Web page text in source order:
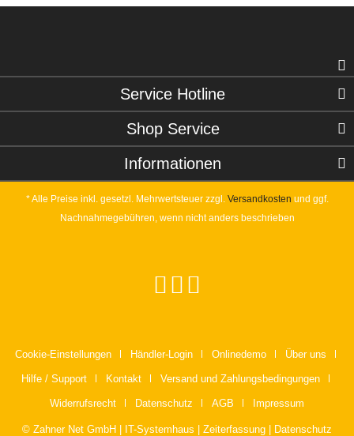
Service Hotline
Shop Service
Informationen
* Alle Preise inkl. gesetzl. Mehrwertsteuer zzgl. Versandkosten und ggf.
Nachnahmegebühren, wenn nicht anders beschrieben
Cookie-Einstellungen Händler-Login Onlinedemo Über uns
Hilfe / Support Kontakt Versand und Zahlungsbedingungen
Widerrufsrecht Datenschutz AGB Impressum
© Zahner Net GmbH | IT-Systemhaus | Zeiterfassung | Datenschutz